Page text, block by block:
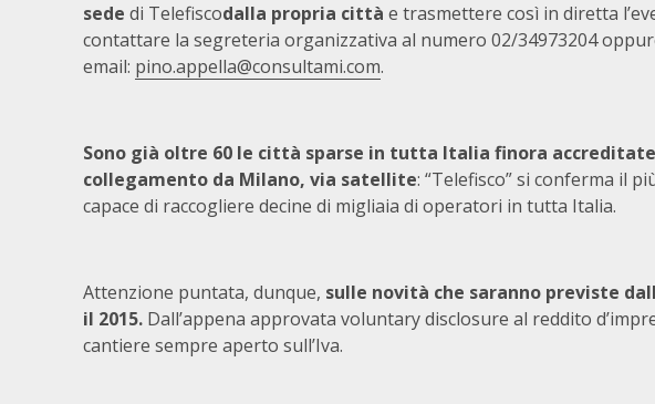
sede di Telefiscodalla propria città e trasmettere così in diretta
contattare la segreteria organizzativa al numero 02/34973204
email: pino.appella@consultami.com.
Sono già oltre 60 le città sparse in tutta Italia finora
collegamento da Milano, via satellite: “Telefisco” si conferma il
capace di raccogliere decine di migliaia di operatori in tutta Italia.
Attenzione puntata, dunque, sulle novità che saranno previste
il 2015. Dall’appena approvata voluntary disclosure al reddito
cantiere sempre aperto sull’Iva.